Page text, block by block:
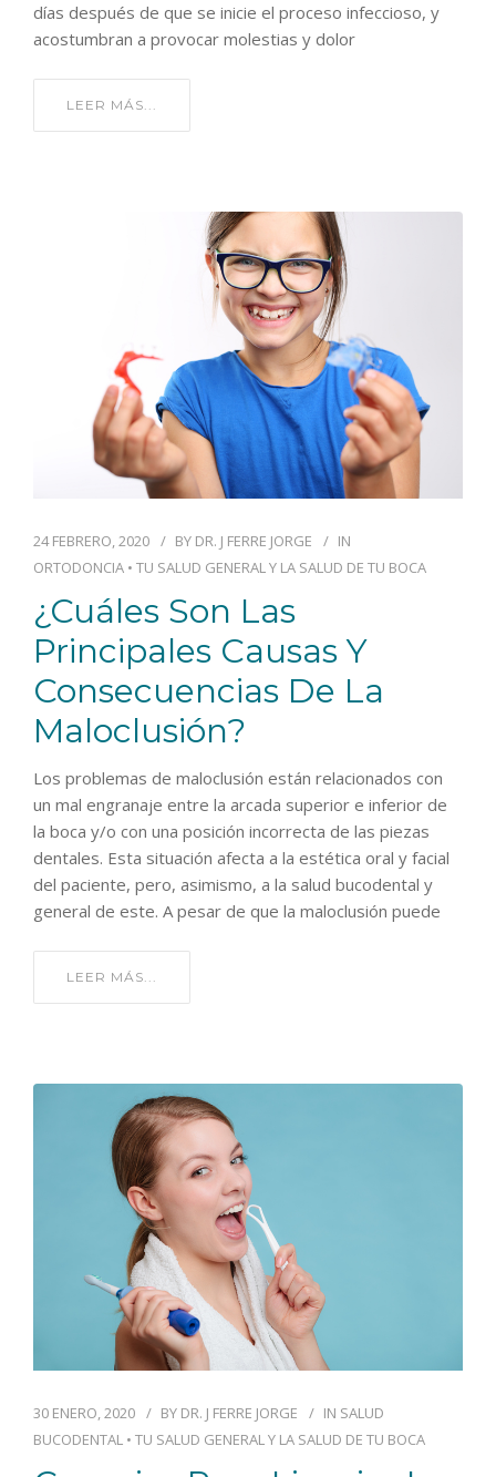
días después de que se inicie el proceso infeccioso, y
acostumbran a provocar molestias y dolor
LEER MÁS...
24 FEBRERO, 2020 BY DR. J FERRE JORGE
IN
ORTODONCIA • TU SALUD GENERAL Y LA SALUD DE TU BOCA
¿Cuáles Son Las
Principales Causas Y
Consecuencias De La
Maloclusión?
Los problemas de maloclusión están relacionados con
un mal engranaje entre la arcada superior e inferior de
la boca y/o con una posición incorrecta de las piezas
dentales. Esta situación afecta a la estética oral y facial
del paciente, pero, asimismo, a la salud bucodental y
general de este. A pesar de que la maloclusión puede
LEER MÁS...
30 ENERO, 2020 BY DR. J FERRE JORGE IN SALUD
BUCODENTAL • TU SALUD GENERAL Y LA SALUD DE TU BOCA